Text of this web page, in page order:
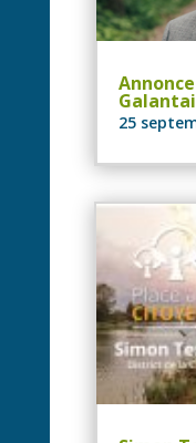
Galantai
25